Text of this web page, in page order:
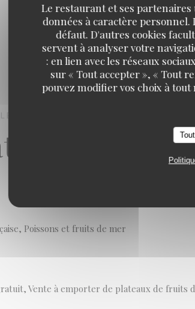
Le restaurant et ses partenaires
données à caractère personnel.
défaut. D'autres cookies
servent à analyser votre
: en lien avec les réseaux
sur « Tout accepter », « Tout
pouvez modifier vos choix à
Poissons et fruits de mer
Vente à emporter de plateaux de